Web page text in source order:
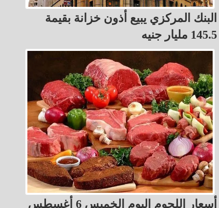
البنك المركزي يبيع أذون خزانة بقيمة
145.5 مليار جنيه
أسعار اللحوم اليوم الخميس 6 أغسطس